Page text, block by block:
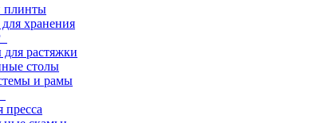
плинты
хранения
растяжки
столы
и рамы
пресса